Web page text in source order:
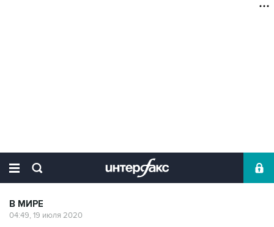
В МИРЕ
04:49, 19 июля 2020